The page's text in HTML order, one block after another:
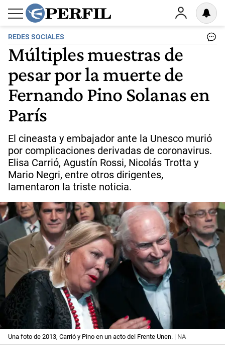
REDES SOCIALES
Múltiples muestras de
pesar por la muerte de
Fernando Pino Solanas en
París
El cineasta y embajador ante la Unesco murió
por complicaciones derivadas de coronavirus.
Elisa Carrió, Agustín Rossi, Nicolás Trotta y
Mario Negri, entre otros dirigentes,
lamentaron la triste noticia.
Una foto de 2013, Carrió y Pino en un acto del Frente Unen. | NA